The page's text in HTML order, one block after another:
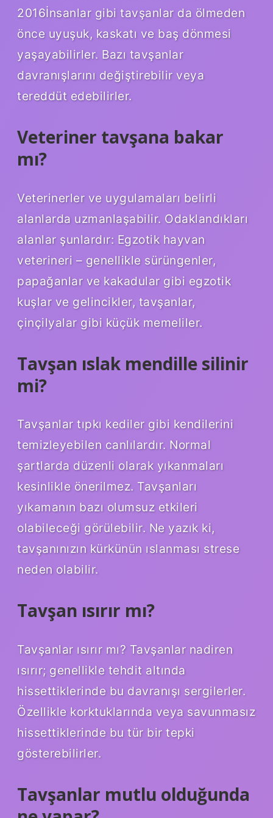
2016İnsanlar gibi tavşanlar da ölmeden
önce uyuşuk, kaskatı ve baş dönmesi
yaşayabilirler. Bazı tavşanlar
davranışlarını değiştirebilir veya
tereddüt edebilirler.
Veteriner tavşana bakar
mı?
Veterinerler ve uygulamaları belirli
alanlarda uzmanlaşabilir. Odaklandıkları
alanlar şunlardır: Egzotik hayvan
veterineri – genellikle sürüngenler,
papağanlar ve kakadular gibi egzotik
kuşlar ve gelincikler, tavşanlar,
çinçilyalar gibi küçük memeliler.
Tavşan ıslak mendille silinir
mi?
Tavşanlar tıpkı kediler gibi kendilerini
temizleyebilen canlılardır. Normal
şartlarda düzenli olarak yıkanmaları
kesinlikle önerilmez. Tavşanları
yıkamanın bazı olumsuz etkileri
olabileceği görülebilir. Ne yazık ki,
tavşanınızın kürkünün ıslanması strese
neden olabilir.
Tavşan ısırır mı?
Tavşanlar ısırır mı? Tavşanlar nadiren
ısırır; genellikle tehdit altında
hissettiklerinde bu davranışı sergilerler.
Özellikle korktuklarında veya savunmasız
hissettiklerinde bu tür bir tepki
gösterebilirler.
Tavşanlar mutlu olduğunda